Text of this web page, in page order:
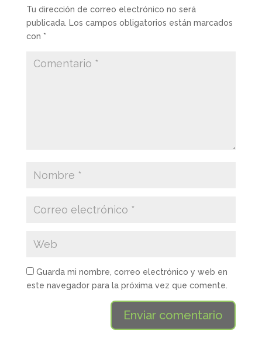
Tu dirección de correo electrónico no será
publicada. Los campos obligatorios están marcados
con *
Guarda mi nombre, correo electrónico y web en
este navegador para la próxima vez que comente.